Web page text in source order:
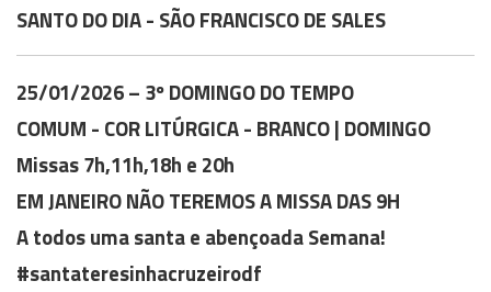
SANTO DO DIA - SÃO FRANCISCO DE SALES
25/01/2026 – 3º DOMINGO DO TEMPO
COMUM - COR LITÚRGICA - BRANCO | DOMINGO
Missas 7h,11h,18h e 20h
EM JANEIRO NÃO TEREMOS A MISSA DAS 9H
A todos uma santa e abençoada Semana!
#santateresinhacruzeirodf